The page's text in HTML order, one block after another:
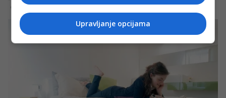
Upravljanje opcijama